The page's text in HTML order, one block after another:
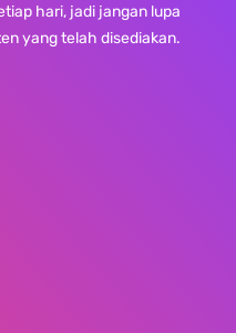
hari, jadi jangan lupa
yang telah disediakan.